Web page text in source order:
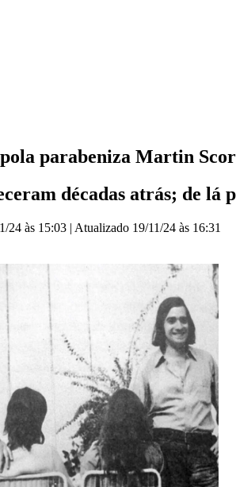
parabeniza Martin
décadas atrás; de
24 às 15:03 | Atualizado 19/11/24 às 16:31